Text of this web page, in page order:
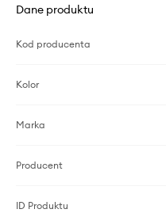
Dane produktu
Kod producenta
Kolor
Marka
Producent
ID Produktu